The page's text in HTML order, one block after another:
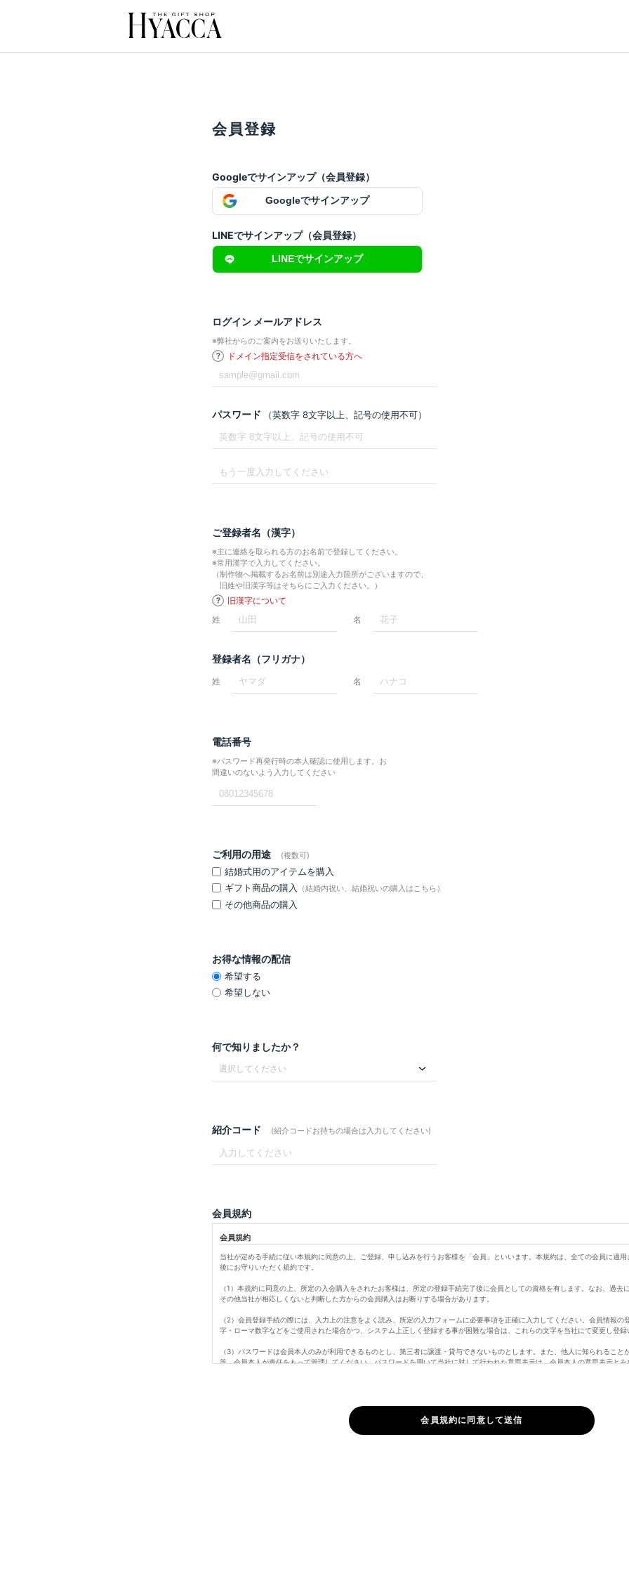
会員登録
Googleでサインアップ（会員登録）
Googleでサインアップ
LINEでサインアップ（会員登録）
LINEでサインアップ
ログイン メールアドレス
※弊社からのご案内をお送りいたします。
ドメイン指定受信をされている方へ
パスワード （英数字 8文字以上、記号の使用不可）
ご登録者名（漢字）
※主に連絡を取られる方のお名前で登録してください。
※常用漢字で入力してください。
（制作物へ掲載するお名前は別途入力箇所がございますので、
旧姓や旧漢字等はそちらにご入力ください。）
旧漢字について
姓
名
登録者名（フリガナ）
姓 名
電話番号
※パスワード再発行時の本人確認に使用します。お
間違いのないよう入力してください
ご利用の用途 (複数可)
結婚式用のアイテムを購入
ギフト商品の購入
（結婚内祝い、結婚祝いの購入はこちら）
その他商品の購入
お得な情報の配信
希望する
希望しない
何で知りましたか？
紹介コード (紹介コードお持ちの場合は入力してください)
会員規約
会員規約
当社が定める手続に従い本規約に同意の上、ご登録、申し込みを行うお客様を「会員」といいます。本規約は、全ての会員に適
後にお守りいただく規約です。
（1）本規約に同意の上、所定の入会購入をされたお客様は、所定の登録手続完了後に会員としての資格を有します。なお、過去
その他当社が相応しくないと判断した方からの会員購入はお断りする場合があります。
（2）会員登録手続の際には、入力上の注意をよく読み、所定の入力フォームに必要事項を正確に入力してください。会員情報の
字・ローマ数字などをご使用された場合かつ、システム上正しく登録する事が困難な場合は、これらの文字を当社にて変更し登録
（3）パスワードは会員本人のみが利用できるものとし、第三者に譲渡・貸与できないものとします。また、他人に知られること
等、会員本人が責任をもって管理してください。パスワードを用いて当社に対して行われた意思表示は、会員本人の意思表示と
（5）退会は所定期間のマイページのログインがない場合、自動的に行われます。